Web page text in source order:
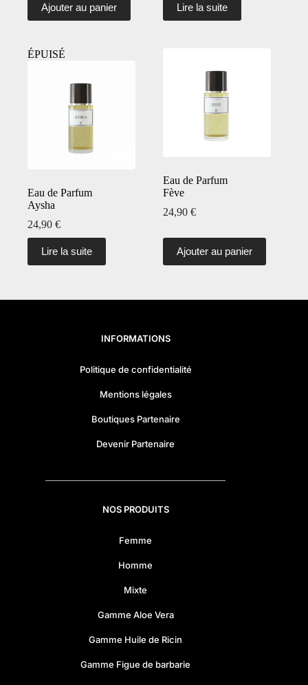
Ajouter au panier Lire la suite
ÉPUISÉ
Eau de Parfum
Aysha
24,90 €
Lire la suite
Eau de Parfum
Fève
24,90€
Ajouter au panier
INFORMATIONS
Politique de confidentialité
Mentions légales
Boutiques Partenaire
Devenir Partenaire
NOS PRODUITS
Femme
Homme
Mixte
Gamme Aloe Vera
Gamme Huile de Ricin
Gamme Figue de barbarie